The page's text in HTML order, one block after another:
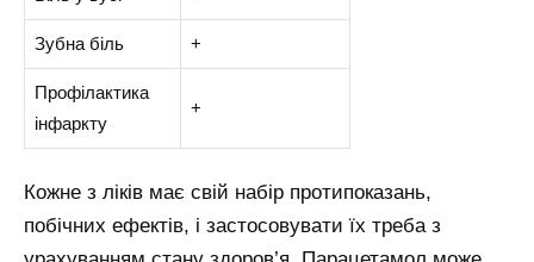
Зубна біль +
Профілактика
інфаркту
+
Кожне з ліків має свій набір протипоказань,
побічних ефектів, і застосовувати їх треба з